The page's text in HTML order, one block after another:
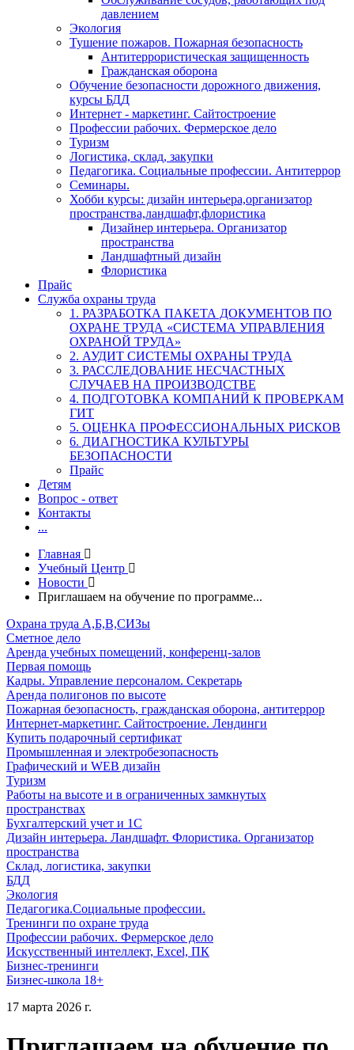
давлением
Экология
Тушение пожаров. Пожарная безопасность
Антитеррористическая защищенность
Гражданская оборона
Обучение безопасности дорожного движения,
курсы БДД
Интернет - маркетинг. Сайтостроение
Профессии рабочих. Фермерское дело
Туризм
Логистика, склад, закупки
Педагогика. Социальные профессии. Антитеррор
Семинары.
Хобби курсы: дизайн интерьера,организатор
пространства,ландшафт,флористика
Дизайнер интерьера. Организатор
пространства
Ландшафтный дизайн
Флористика
Прайс
Служба охраны труда
1. РАЗРАБОТКА ПАКЕТА ДОКУМЕНТОВ ПО
ОХРАНЕ ТРУДА «СИСТЕМА УПРАВЛЕНИЯ
ОХРАНОЙ ТРУДА»
2. АУДИТ СИСТЕМЫ ОХРАНЫ ТРУДА
3. РАССЛЕДОВАНИЕ НЕСЧАСТНЫХ
СЛУЧАЕВ НА ПРОИЗВОДСТВЕ
4. ПОДГОТОВКА КОМПАНИЙ К ПРОВЕРКАМ
ГИТ
5. ОЦЕНКА ПРОФЕССИОНАЛЬНЫХ РИСКОВ
6. ДИАГНОСТИКА КУЛЬТУРЫ
БЕЗОПАСНОСТИ
Прайс
Детям
Вопрос - ответ
Контакты
...
Главная
Учебный Центр
Новости
Приглашаем на обучение по программе...
Охрана труда А,Б,В,СИЗы
Сметное дело
Аренда учебных помещений, конференц-залов
Первая помощь
Кадры. Управление персоналом. Секретарь
Аренда полигонов по высоте
Пожарная безопасность, гражданская оборона, антитеррор
Интернет-маркетинг. Сайтостроение. Лендинги
Купить подарочный сертификат
Промышленная и электробезопасность
Графический и WEB дизайн
Туризм
Работы на высоте и в ограниченных замкнутых
пространствах
Бухгалтерский учет и 1С
Дизайн интерьера. Ландшафт. Флористика. Организатор
пространства
Склад, логистика, закупки
БДД
Экология
Педагогика.Социальные профессии.
Тренинги по охране труда
Профессии рабочих. Фермерское дело
Искусственный интеллект, Excel, ПК
Бизнес-тренинги
Бизнес-школа 18+
17 марта 2026 г.